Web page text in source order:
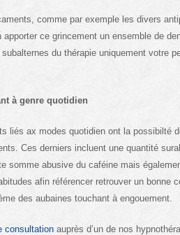
comme par exemple les divers
apporter ce grincement un ensemble de
du thérapie uniquement votre
à genre quotidien
liés ax modes quotidien ont la possibilté
Ces derniers incluent une quantité
somme abusive du caféine mais
afin référencer retrouver un bonne
des aubaines touchant à engouement.
consultation auprès d’un de nos